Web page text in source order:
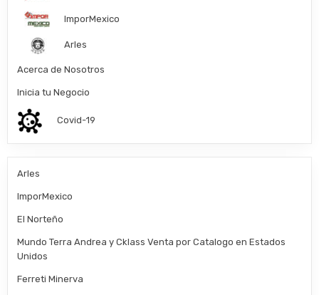
ImporMexico
Arles
Acerca de Nosotros
Inicia tu Negocio
Covid-19
Arles
ImporMexico
El Norteño
Mundo Terra Andrea y Cklass Venta por Catalogo en Estados
Unidos
Ferreti Minerva